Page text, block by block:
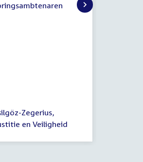
Zegerius,
en Veiligheid